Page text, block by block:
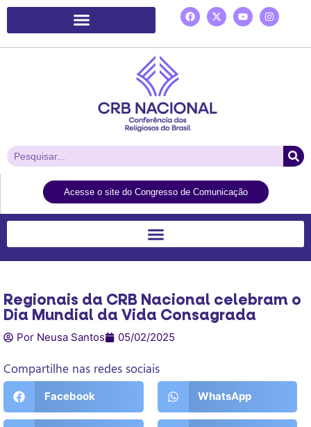
Acesse o site do Congresso de Comunicação
Regionais da CRB Nacional celebram o
Dia Mundial da Vida Consagrada
Por Neusa Santos 05/02/2025
Compartilhe nas redes sociais
Facebook WhatsApp